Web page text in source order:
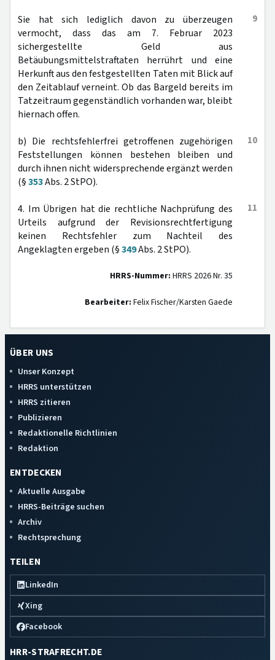
9
Sie hat sich lediglich davon zu überzeugen
vermocht, dass das am 7. Februar 2023
sichergestellte Geld aus
Betäubungsmittelstraftaten herrührt und eine
Herkunft aus den festgestellten Taten mit Blick auf
den Zeitablauf verneint. Ob das Bargeld bereits im
Tatzeitraum gegenständlich vorhanden war, bleibt
hiernach offen.
10
b) Die rechtsfehlerfrei getroffenen zugehörigen
Feststellungen können bestehen bleiben und
durch ihnen nicht widersprechende ergänzt werden
(§353Abs. 2 StPO).
11
4. Im Übrigen hat die rechtliche Nachprüfung des
Urteils aufgrund der Revisionsrechtfertigung
keinen Rechtsfehler zum Nachteil des
Angeklagten ergeben (§349Abs. 2 StPO).
HRRS-Nummer: HRRS 2026 Nr. 35
Bearbeiter: Felix Fischer/Karsten Gaede
ÜBER UNS
Unser Konzept
HRRS unterstützen
HRRS zitieren
Publizieren
Redaktionelle Richtlinien
Redaktion
ENTDECKEN
Aktuelle Ausgabe
HRRS-Beiträge suchen
Archiv
Rechtsprechung
TEILEN
LinkedIn
Xing
Facebook
HRR-STRAFRECHT.DE